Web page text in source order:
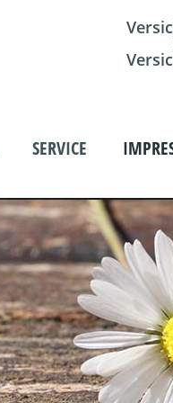
SERVICE